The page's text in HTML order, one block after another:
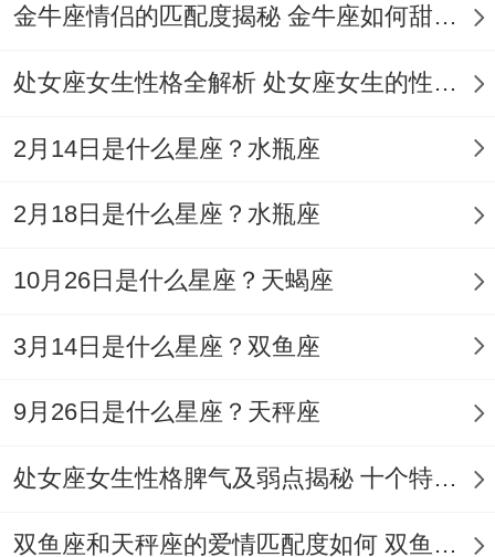
火候掌握好 样样都香甜！ 金牛座情侣的匹配度揭秘 金牛座如何甜蜜恋爱
处女座女生性格全解析 处女座女生的性格是什么样的
2月14日是什么星座？水瓶座
2月18日是什么星座？水瓶座
10月26日是什么星座？天蝎座
3月14日是什么星座？双鱼座
9月26日是什么星座？天秤座
处女座女生性格脾气及弱点揭秘 十个特点惊人！
双鱼座和天秤座的爱情匹配度如何 双鱼天秤缘分会怎样